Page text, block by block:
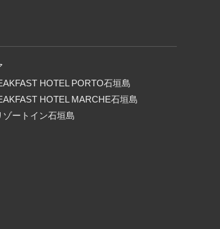
HOTEL PORTO石垣島
HOTEL MARCHE石垣島
ゾートイン石垣島